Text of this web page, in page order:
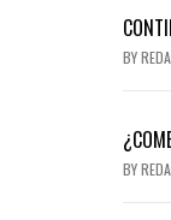
BY
BY